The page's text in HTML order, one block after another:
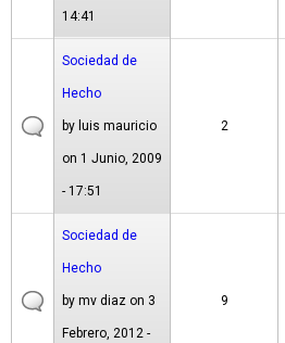
14:41
Sociedad de
Hecho
by luis mauricio
on 1 Junio, 2009
- 17:51
2
Sociedad de
Hecho
by mv diaz on 3
Febrero, 2012 -
9